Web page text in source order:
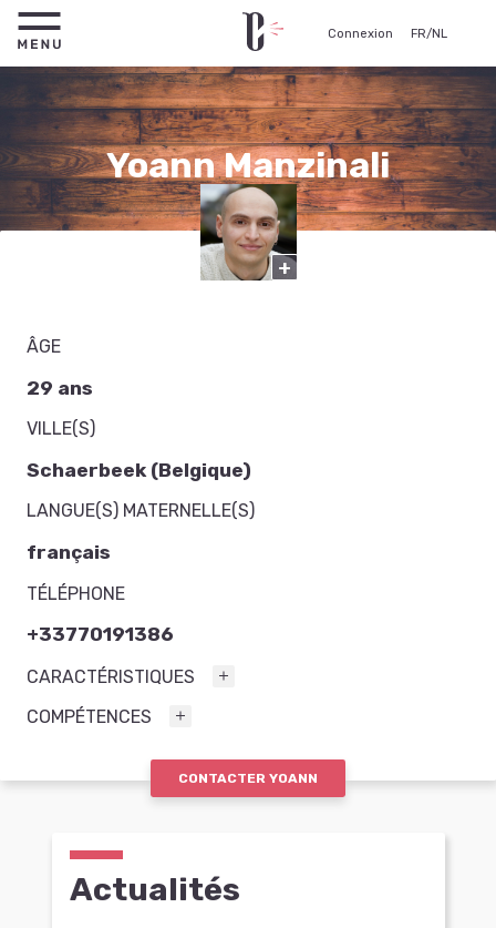
Connexion FR/NL
Yoann Manzinali
Comédien
+
ÂGE
29 ans
VILLE(S)
Schaerbeek (Belgique)
LANGUE(S) MATERNELLE(S)
français
TÉLÉPHONE
+33770191386
CARACTÉRISTIQUES
COMPÉTENCES
CONTACTER YOANN
Actualités